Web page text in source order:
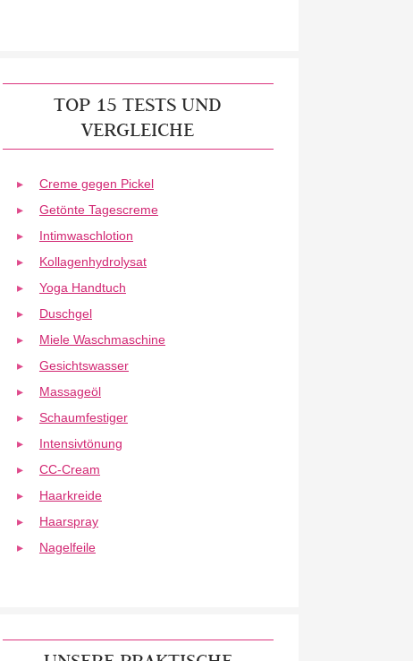
TOP 15 TESTS UND
VERGLEICHE
Creme gegen Pickel
Getönte Tagescreme
Intimwaschlotion
Kollagenhydrolysat
Yoga Handtuch
Duschgel
Miele Waschmaschine
Gesichtswasser
Massageöl
Schaumfestiger
Intensivtönung
CC-Cream
Haarkreide
Haarspray
Nagelfeile